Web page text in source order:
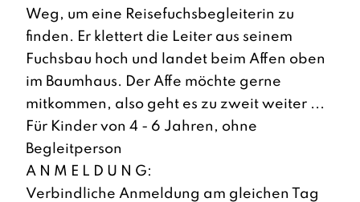
Weg, um eine Reisefuchsbegleiterin zu
finden. Er klettert die Leiter aus seinem
Fuchsbau hoch und landet beim Affen oben
im Baumhaus. Der Affe möchte gerne
mitkommen, also geht es zu zweit weiter ...
Für Kinder von 4 - 6 Jahren, ohne
Begleitperson
A N M E L D U N G:
Verbindliche Anmeldung am gleichen Tag